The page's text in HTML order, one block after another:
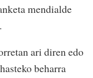
mendialde
ari diren edo
beharra